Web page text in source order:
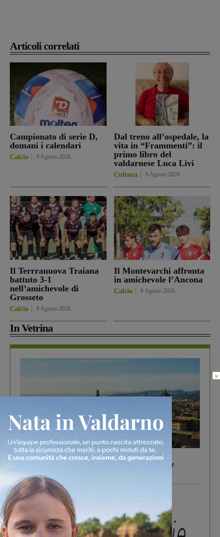
Articoli correlati
Campionato di serie D,
domani i calendari
Calcio 9 Agosto 2026
Dal treno all’ospedale, la
vita in “Frammenti”: il
primo libro del
valdarnese Luca Livi
Cultura 9 Agosto 2026
Il Terrranuova Traiana
battuto 3-1
nell’amichevole di
Grosseto
Calcio 8 Agosto 2026
Il Montevarchi affronta
in amichevole l’Ancona
Calcio 8 Agosto 2026
In Vetrina
In vetrina 6 Agosto 2026
Gita di famiglia a Firenze: 5 idee per far
divertire i tuoi figli
×